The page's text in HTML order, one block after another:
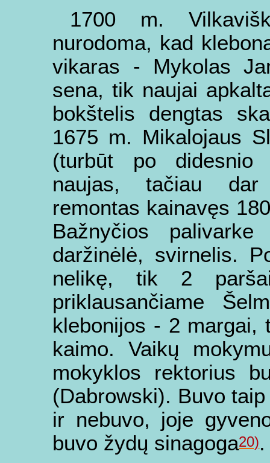
1700 m.
nurodoma, kad
vikaras - Mykolas
sena, tik naujai
bokštelis dengtas
1675 m. Mikalojaus
(turbūt po didesnio
naujas, tačiau dar
remontas kainavęs
Bažnyčios
daržinėlė, svirnelis.
nelikę, tik 2
priklausančiame
klebonijos - 2 margai,
kaimo. Vaikų
mokyklos rektorius
(Dabrowski). Buvo
ir nebuvo, joje
buvo žydų sinagoga20).